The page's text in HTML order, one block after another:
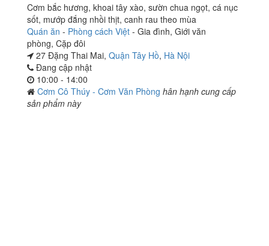
Cơm bắc hương, khoai tây xào, sườn chua ngọt, cá nục
sốt, mướp đắng nhồi thịt, canh rau theo mùa
Quán ăn - Phòng cách Việt - Gia đình, Giới văn
phòng, Cặp đôi
27 Đặng Thai Mai, Quận Tây Hồ, Hà Nội
Đang cập nhật
10:00 - 14:00
Cơm Cô Thúy - Cơm Văn Phòng hân hạnh cung cấp
sản phẩm này